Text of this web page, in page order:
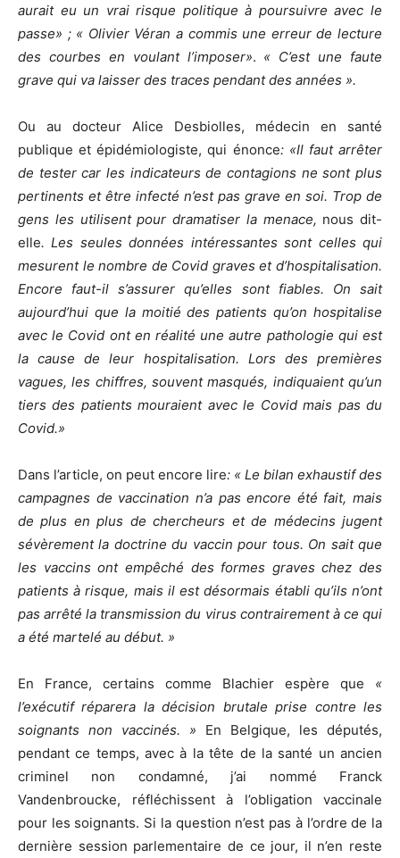
aurait eu un vrai risque politique à poursuivre avec le
passe» ; « Olivier Véran a commis une erreur de lecture
des courbes en voulant l’imposer». « C’est une faute
grave qui va laisser des traces pendant des années ».
Ou au docteur Alice Desbiolles, médecin en santé
publique et épidémiologiste, qui énonce: «Il faut arrêter
de tester car les indicateurs de contagions ne sont plus
pertinents et être infecté n’est pas grave en soi. Trop de
gens les utilisent pour dramatiser la menace, nous dit-
elle. Les seules données intéressantes sont celles qui
mesurent le nombre de Covid graves et d’hospitalisation.
Encore faut-il s’assurer qu’elles sont fiables. On sait
aujourd’hui que la moitié des patients qu’on hospitalise
avec le Covid ont en réalité une autre pathologie qui est
la cause de leur hospitalisation. Lors des premières
vagues, les chiffres, souvent masqués, indiquaient qu’un
tiers des patients mouraient avec le Covid mais pas du
Covid.»
Dans l’article, on peut encore lire: « Le bilan exhaustif des
campagnes de vaccination n’a pas encore été fait, mais
de plus en plus de chercheurs et de médecins jugent
sévèrement la doctrine du vaccin pour tous. On sait que
les vaccins ont empêché des formes graves chez des
patients à risque, mais il est désormais établi qu’ils n’ont
pas arrêté la transmission du virus contrairement à ce qui
a été martelé au début. »
En France, certains comme Blachier espère que «
l’exécutif réparera la décision brutale prise contre les
soignants non vaccinés. »
En Belgique, les députés,
pendant ce temps, avec à la tête de la santé un ancien
criminel non condamné, j’ai nommé Franck
Vandenbroucke, réfléchissent à l’obligation vaccinale
pour les soignants. Si la question n’est pas à l’ordre de la
dernière session parlementaire de ce jour, il n’en reste